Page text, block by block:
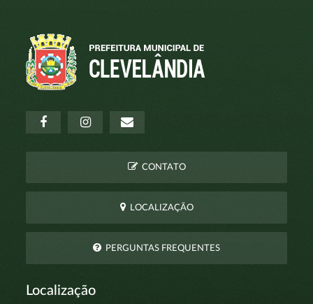
CONTATO
LOCALIZAÇÃO
PERGUNTAS FREQUENTES
Localização